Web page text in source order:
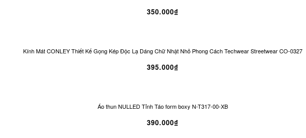
350.000₫
Kính Mát CONLEY Thiết Kế Gọng Kép Độc Lạ Dáng Chữ Nhật Nhỏ Phong Cách Techwear Streetwear CO-0327
395.000₫
Áo thun NULLED Tỉnh Táo form boxy N-T317-00-XB
390.000₫